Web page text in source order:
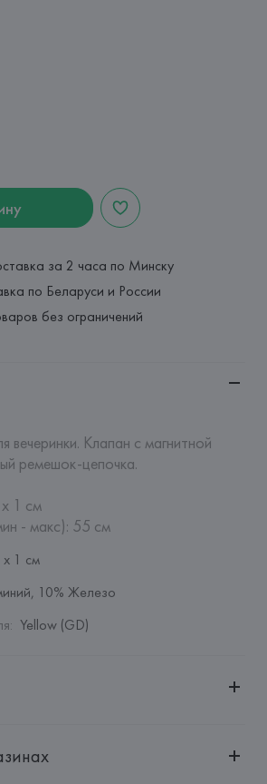
за 2 часа по Минску
по Беларуси и России
без ограничений
вечеринки. Клапан с магнитной
ремешок-цепочка.
1 см
- макс): 55 см
x 1 см
10% Железо
: Yellow (GD)